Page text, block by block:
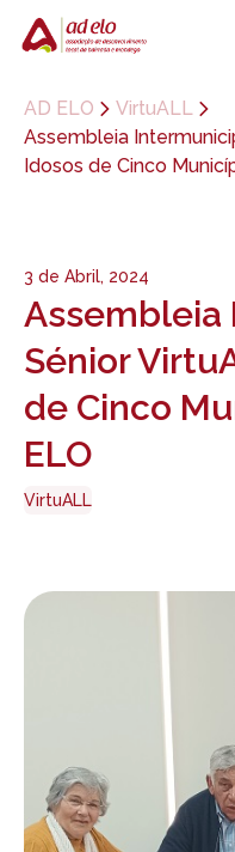
content
AD ELO
VirtuALL
Assembleia
Idosos de Cinco
3 de Abril, 2024
Sénior
de Cinco
ELO
VirtuALL